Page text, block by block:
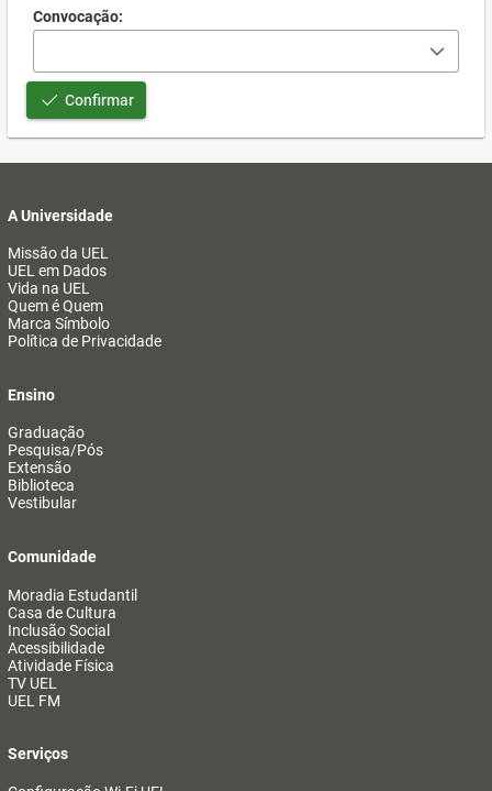
Convocação:
Confirmar
A Universidade
Missão da UEL
UEL em Dados
Vida na UEL
Quem é Quem
Marca Símbolo
Política de Privacidade
Ensino
Graduação
Pesquisa/Pós
Extensão
Biblioteca
Vestibular
Comunidade
Moradia Estudantil
Casa de Cultura
Inclusão Social
Acessibilidade
Atividade Física
TV UEL
UEL FM
Serviços